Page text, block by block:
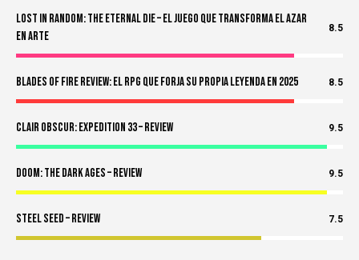
Lost in Random: The Eternal Die – El Juego Que Transforma el Azar
en Arte
8.5
Blades of Fire Review: El RPG Que Forja Su Propia Leyenda en 2025 8.5
Clair Obscur: Expedition 33 – Review 9.5
Doom: The Dark Ages – Review 9.5
Steel Seed – Review 7.5